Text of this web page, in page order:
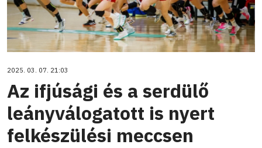
2025. 03. 07. 21:03
Az ifjúsági és a serdülő
leányválogatott is nyert
felkészülési meccsen